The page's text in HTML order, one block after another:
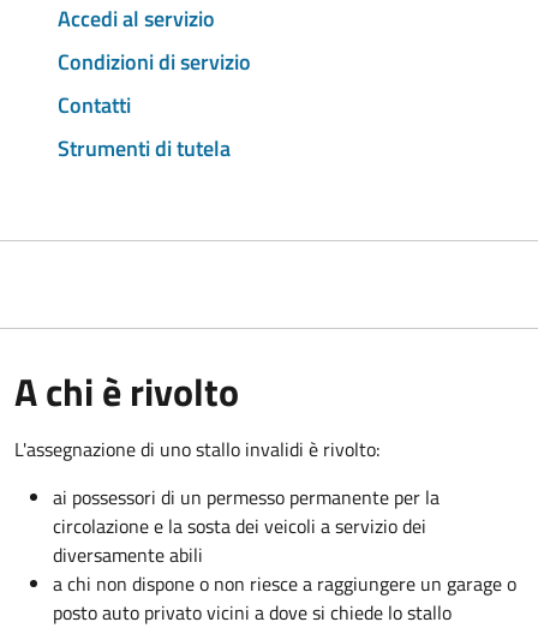
Accedi al servizio
Condizioni di servizio
Contatti
Strumenti di tutela
A chi è rivolto
L'assegnazione di uno stallo invalidi è rivolto:
ai possessori di un permesso permanente per la
circolazione e la sosta dei veicoli a servizio dei
diversamente abili
a chi non dispone o non riesce a raggiungere un garage o
posto auto privato vicini a dove si chiede lo stallo